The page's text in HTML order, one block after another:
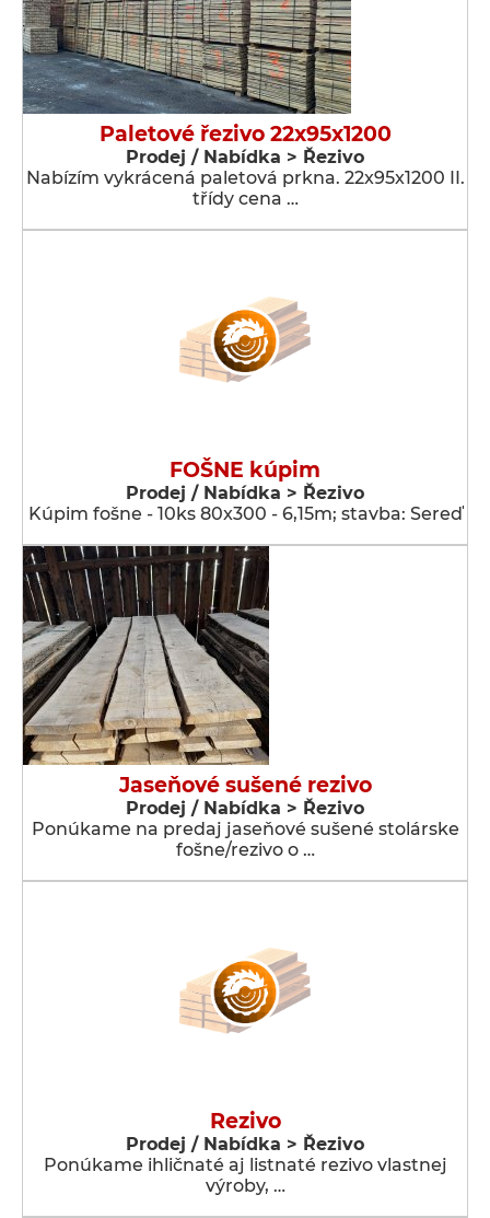
Paletové řezivo 22x95x1200
Prodej / Nabídka > Řezivo
Nabízím vykrácená paletová prkna. 22x95x1200 II.
třídy cena …
FOŠNE kúpim
Prodej / Nabídka > Řezivo
Kúpim fošne - 10ks 80x300 - 6,15m; stavba: Sereď
Jaseňové sušené rezivo
Prodej / Nabídka > Řezivo
Ponúkame na predaj jaseňové sušené stolárske
fošne/rezivo o …
Rezivo
Prodej / Nabídka > Řezivo
Ponúkame ihličnaté aj listnaté rezivo vlastnej
výroby, …